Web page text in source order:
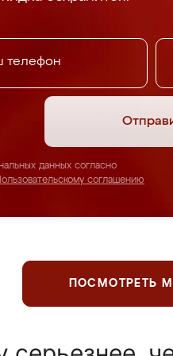
данных согласно
Пользовательскому соглашению
ПОСМОТРЕТЬ